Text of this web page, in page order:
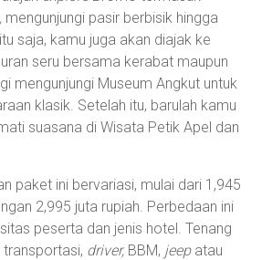
mengunjungi pasir berbisik hingga
saja, kamu juga akan diajak ke
seru bersama kerabat maupun
mengunjungi Museum Angkut untuk
klasik. Setelah itu, barulah kamu
suasana di Wisata Petik Apel dan
paket ini bervariasi, mulai dari 1,945
2,995 juta rupiah. Perbedaan ini
peserta dan jenis hotel. Tenang
driver, BBM, jeep atau